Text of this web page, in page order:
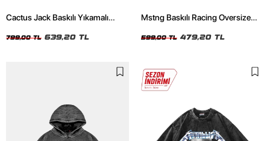
Cactus Jack Baskılı Yıkamalı
799,00 TL 639,20 TL
Mstng Baskılı Racing Oversize
599,00 TL 479,20 TL